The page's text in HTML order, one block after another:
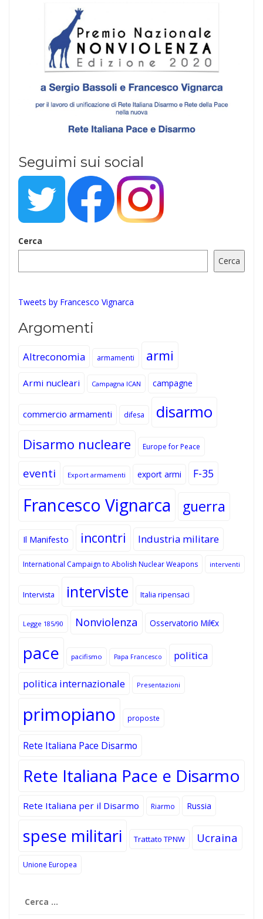
Seguimi sui social
Cerca
Cerca
Tweets by Francesco Vignarca
Argomenti
Altreconomia armamenti armi
Armi nucleari Campagna ICAN campagne
commercio armamenti difesa disarmo
Disarmo nucleare Europe for Peace
eventi Export armamenti export armi F-35
Francesco Vignarca guerra
Il Manifesto incontri Industria militare
International Campaign to Abolish Nuclear Weapons interventi
Intervista interviste Italia ripensaci
Legge 185/90 Nonviolenza Osservatorio Mil€x
pace pacifismo Papa Francesco politica
politica internazionale Presentazioni
primopiano proposte
Rete Italiana Pace Disarmo
Rete Italiana Pace e Disarmo
Rete Italiana per il Disarmo Riarmo Russia
spese militari Trattato TPNW Ucraina
Unione Europea
per: